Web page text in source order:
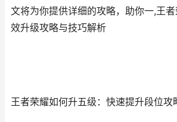
文将为你提供详细的攻略，助你一,王
效升级攻略与技巧解析
王者荣耀如何升五级：快速提升段位攻